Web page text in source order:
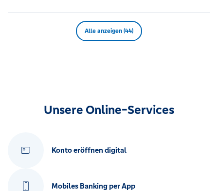
Alle anzeigen (44)
Unsere Online-Services
Konto eröffnen digital
Mobiles Banking per App